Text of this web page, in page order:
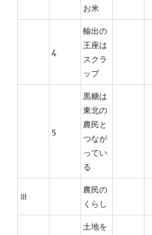
お米
4
輸出の
王座は
スクラ
ップ
5
黒糖は
東北の
農民と
つなが
ってい
る
Ⅲ
農民の
くらし
土地を